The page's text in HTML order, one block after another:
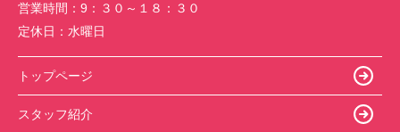
営業時間： 9：３０～１８：３０
定休日： 水曜日
トップページ
スタッフ紹介